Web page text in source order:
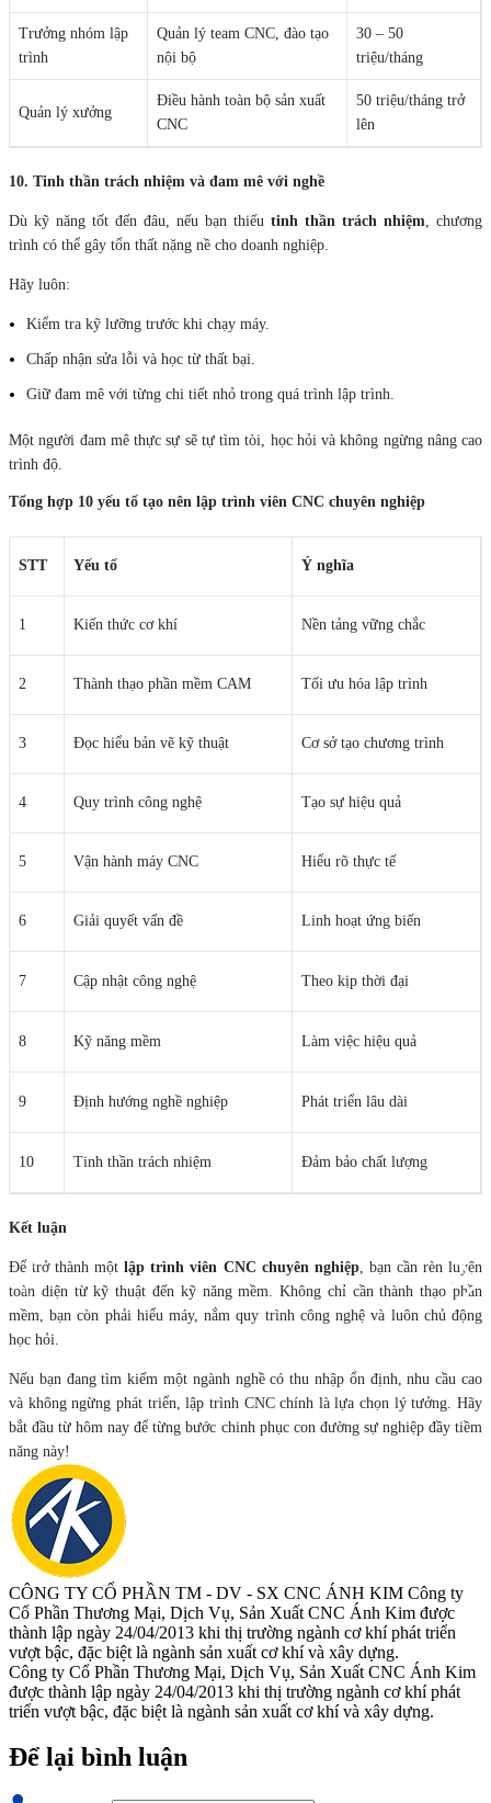
Trưởng nhóm lập
trình
Quản lý team CNC, đào tạo
nội bộ
30 – 50
triệu/tháng
Quản lý xưởng
Điều hành toàn bộ sản xuất
CNC
50 triệu/tháng trở
lên
10. Tinh thần trách nhiệm và đam mê với nghề
Dù kỹ năng tốt đến đâu, nếu bạn thiếu tinh thần trách nhiệm , chương
trình có thể gây tổn thất nặng nề cho doanh nghiệp.
Hãy luôn:
Kiểm tra kỹ lưỡng trước khi chạy máy.
Chấp nhận sửa lỗi và học từ thất bại.
Giữ đam mê với từng chi tiết nhỏ trong quá trình lập trình.
Một người đam mê thực sự sẽ tự tìm tòi, học hỏi và không ngừng nâng cao
trình độ.
Tổng hợp 10 yếu tố tạo nên lập trình viên CNC chuyên nghiệp
STT Yếu tố Ý nghĩa
1 Kiến thức cơ khí Nền tảng vững chắc
2 Thành thạo phần mềm CAM Tối ưu hóa lập trình
3 Đọc hiểu bản vẽ kỹ thuật Cơ sở tạo chương trình
4 Quy trình công nghệ Tạo sự hiệu quả
5 Vận hành máy CNC Hiểu rõ thực tế
6 Giải quyết vấn đề Linh hoạt ứng biến
7 Cập nhật công nghệ Theo kịp thời đại
8 Kỹ năng mềm Làm việc hiệu quả
9 Định hướng nghề nghiệp Phát triển lâu dài
10 Tinh thần trách nhiệm Đảm bảo chất lượng
Kết luận
Để trở thành mộtlập trình viên CNC chuyên nghiệp, bạn cần rèn luyện
toàn diện từ kỹ thuật đến kỹ năng mềm. Không chỉ cần thành thạo phần
mềm, bạn còn phải hiểu máy, nắm quy trình công nghệ và luôn chủ động
học hỏi.
Nếu bạn đang tìm kiếm một ngành nghề có thu nhập ổn định, nhu cầu cao
và không ngừng phát triển, lập trình CNC chính là lựa chọn lý tưởng. Hãy
bắt đầu từ hôm nay để từng bước chinh phục con đường sự nghiệp đầy tiềm
năng này!
CÔNG TY CỔ PHẦN TM - DV - SX CNC ÁNH KIM Công ty
Cổ Phần Thương Mại, Dịch Vụ, Sản Xuất CNC Ánh Kim được
thành lập ngày 24/04/2013 khi thị trường ngành cơ khí phát triển
vượt bậc, đặc biệt là ngành sản xuất cơ khí và xây dựng.
Công ty Cổ Phần Thương Mại, Dịch Vụ, Sản Xuất CNC Ánh Kim
được thành lập ngày 24/04/2013 khi thị trường ngành cơ khí phát
triển vượt bậc, đặc biệt là ngành sản xuất cơ khí và xây dựng.
Để lại bình luận